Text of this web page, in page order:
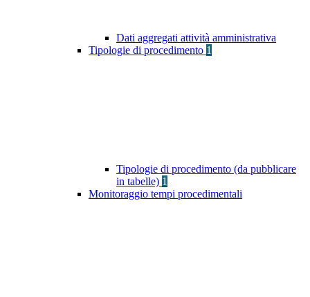
Dati aggregati attività amministrativa
Tipologie di procedimento 1
Tipologie di procedimento (da pubblicare
in tabelle) 1
Monitoraggio tempi procedimentali